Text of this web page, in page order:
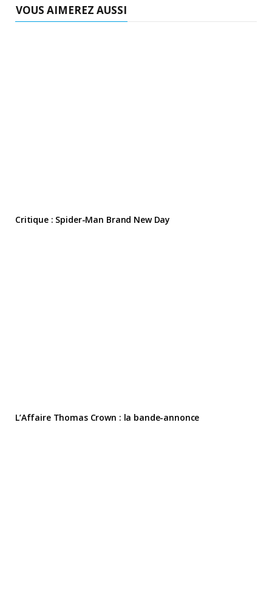
VOUS AIMEREZ AUSSI
Critique : Spider-Man Brand New Day
L’Affaire Thomas Crown : la bande-annonce